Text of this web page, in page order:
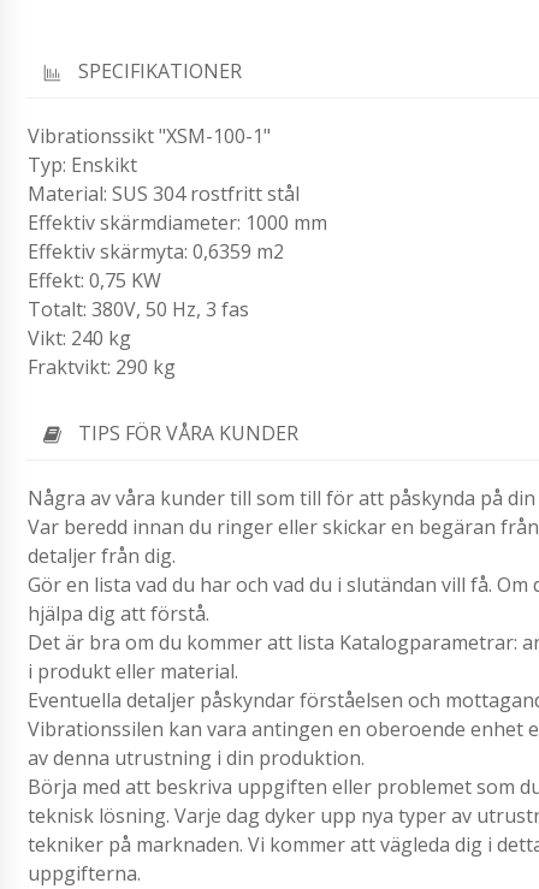
SPECIFIKATIONER
Vibrationssikt "XSM-100-1"
Typ: Enskikt
Material: SUS 304 rostfritt stål
Effektiv skärmdiameter: 1000 mm
Effektiv skärmyta: 0,6359 m2
Effekt: 0,75 KW
Totalt: 380V, 50 Hz, 3 fas
Vikt: 240 kg
Fraktvikt: 290 kg
TIPS FÖR VÅRA KUNDER
Några av våra kunder till som till för att påskynda på
Var beredd innan du ringer eller skickar en begäran
detaljer från dig.
Gör en lista vad du har och vad du i slutändan vill få.
hjälpa dig att förstå.
Det är bra om du kommer att lista Katalogparametrar:
i produkt eller material.
Eventuella detaljer påskyndar förståelsen och
Vibrationssilen kan vara antingen en oberoende enhet
av denna utrustning i din produktion.
Börja med att beskriva uppgiften eller problemet som
teknisk lösning. Varje dag dyker upp nya typer av
tekniker på marknaden. Vi kommer att vägleda dig i
uppgifterna.